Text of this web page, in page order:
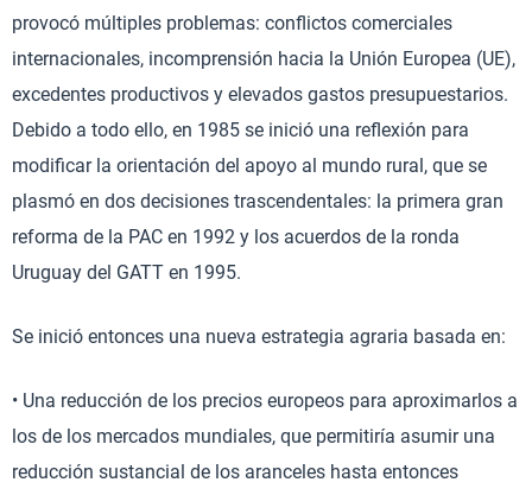
provocó múltiples problemas: conflictos comerciales
internacionales, incomprensión hacia la Unión Europea (UE),
excedentes productivos y elevados gastos presupuestarios.
Debido a todo ello, en 1985 se inició una reflexión para
modificar la orientación del apoyo al mundo rural, que se
plasmó en dos decisiones trascendentales: la primera gran
reforma de la PAC en 1992 y los acuerdos de la ronda
Uruguay del GATT en 1995.
Se inició entonces una nueva estrategia agraria basada en:
• Una reducción de los precios europeos para aproximarlos a
los de los mercados mundiales, que permitiría asumir una
reducción sustancial de los aranceles hasta entonces